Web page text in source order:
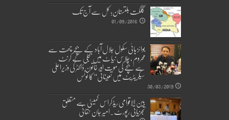
گلگت بلتستان؛ کل سے آج تک
01/09/2016
بوائز ہائی سکول جلال آباد کے بچے چھت سے
محروم ، چلاس نیاٹ میں بجلی کے کرنٹ
سے بچے کی موت اور خاتون ڈاکٹر کی وزیراعلیٰ
سیکریٹریٹ میں تعیناتی‘‘ کا نوٹس
30/03/2019
بین الاقوامی ریڈکراس کمیٹی سے متعلق
تجزیاتی رپورٹ۔امیر جان حقانی